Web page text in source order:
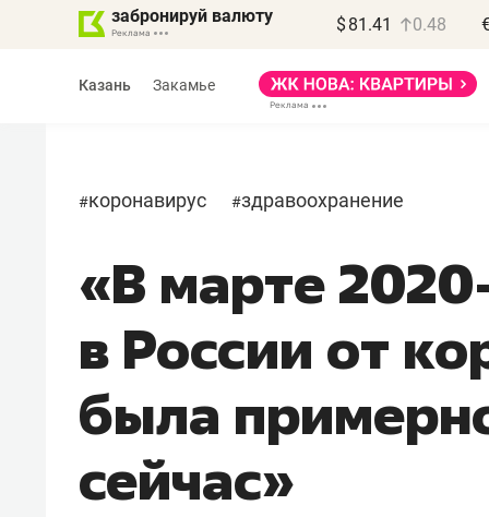
забронируй валюту $ 81.41 0.48
Казань Закамье
#коронавирус #здравоохранение
«В марте
в России от
была
сейчас»
Василь Мазитов
МАРТ
«Не зная местных
потерять минимум
полгода»
Как бизнесу выйти на зарубежные